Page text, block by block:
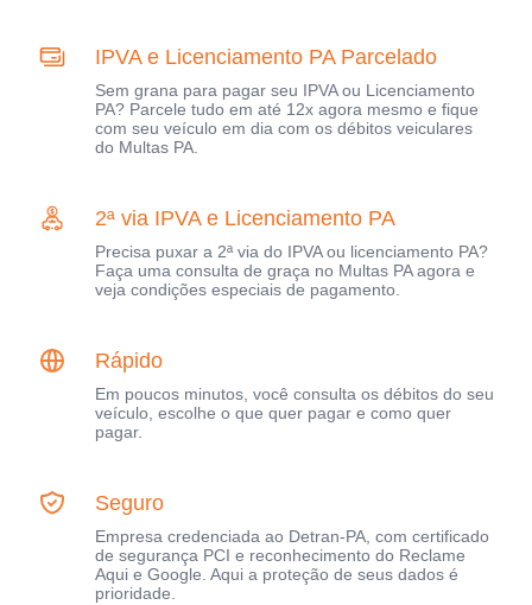
IPVA e Licenciamento PA Parcelado
Sem grana para pagar seu IPVA ou Licenciamento
PA? Parcele tudo em até 12x agora mesmo e fique
com seu veículo em dia com os débitos veiculares
do Multas PA.
2ª via IPVA e Licenciamento PA
Precisa puxar a 2ª via do IPVA ou licenciamento PA?
Faça uma consulta de graça no Multas PA agora e
veja condições especiais de pagamento.
Rápido
Em poucos minutos, você consulta os débitos do seu
veículo, escolhe o que quer pagar e como quer
pagar.
Seguro
Empresa credenciada ao Detran-PA, com certificado
de segurança PCI e reconhecimento do Reclame
Aqui e Google. Aqui a proteção de seus dados é
prioridade.